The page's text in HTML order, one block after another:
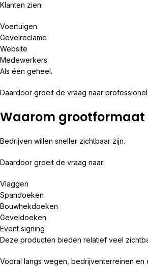
Klanten zien:
Voertuigen
Gevelreclame
Website
Medewerkers
Als één geheel.
Daardoor groeit de vraag naar
Waarom grootformaat
Bedrijven willen sneller zichtbaar zijn.
Daardoor groeit de vraag naar:
Vlaggen
Spandoeken
Bouwhekdoeken
Geveldoeken
Event signing
Deze producten bieden relatief veel
Vooral langs wegen, bedrijventerreinen